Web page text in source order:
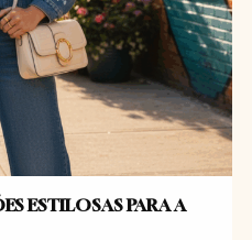
ESTILOSAS PARA A